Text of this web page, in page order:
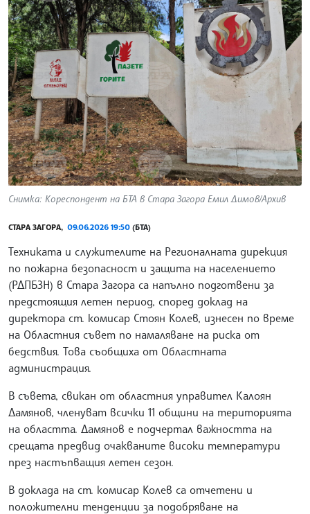
Снимка: Кореспондент на БТА в Стара Загора Емил Димов/Архив
СТАРА ЗАГОРА, 09.06.2026 19:50 (БТА)
Техниката и служителите на Регионалната дирекция
по пожарна безопасност и защита на населението
(РДПБЗН) в Стара Загора са напълно подготвени за
предстоящия летен период, според доклад на
директора ст. комисар Стоян Колев, изнесен по време
на Областния съвет по намаляване на риска от
бедствия. Това съобщиха от Областната
администрация.
В съвета, свикан от областния управител Калоян
Дамянов, членуват всички 11 общини на територията
на областта. Дамянов е подчертал важността на
срещата предвид очакваните високи температури
през настъпващия летен сезон.
В доклада на ст. комисар Колев са отчетени и
положителни тенденции за подобряване на